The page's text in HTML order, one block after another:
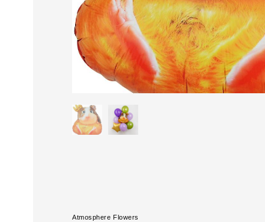
Atmosphere Flowers